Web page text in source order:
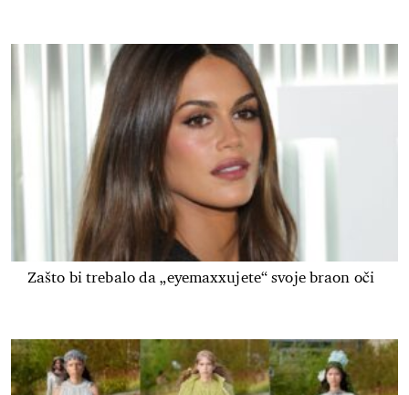
Zašto bi trebalo da „eyemaxxujete“ svoje braon oči